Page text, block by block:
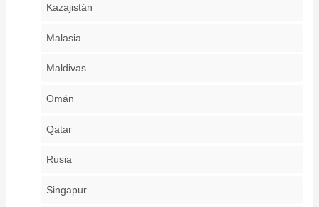
Kazajistán
Malasia
Maldivas
Omán
Qatar
Rusia
Singapur